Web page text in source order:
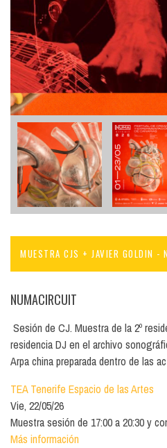
MUESTRA CJS + JAVIER GOLDIN -
NUMACIRCUIT
Sesión de CJ. Muestra de la 2º
residencia DJ en el archivo
Arpa china preparada dentro de las
TEA Tenerife Espacio de las Artes
Vie, 22/05/26
Muestra sesión de 17:00 a 20:30 y
Más información